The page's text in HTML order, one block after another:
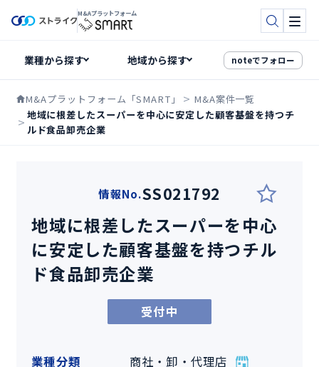
M&Aプラットフォーム
検索メ
noteでフォロー
M&Aプラットフォーム「SMART」
M&A案件一覧
地域に根差したスーパーを中心に安定した顧客基盤を持つチ
ルド食品卸売企業
情報No.SS021792
地域に根差したスーパーを中心
に安定した顧客基盤を持つチル
ド食品卸売企業
受付中
業種分類 商社・卸・代理店